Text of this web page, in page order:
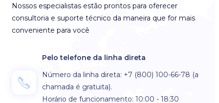
Nossos especialistas estão prontos para oferecer
consultoria e suporte técnico da maneira que for mais
conveniente para você
Pelo telefone da linha direta
Número da linha direta: +7 (800) 100-66-78 (a
chamada é gratuita).
Horário de funcionamento: 10:00 - 18:30